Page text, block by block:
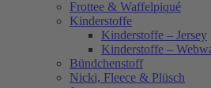
Frottee & Waffelpiqué
Kinderstoffe
Kinderstoffe – Jersey
Kinderstoffe –
Bündchenstoff
Nicki, Fleece & Plüsch